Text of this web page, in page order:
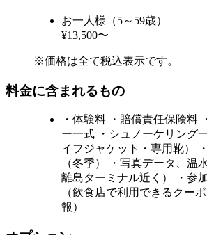
お一人様（5～59歳）
¥13,500〜
※価格は全て税込表示です。
料金に含まれるもの
・体験料 ・賠償責任保険料
ー一式 ・シュノーケリング
イフジャケット・専用靴）
（冬季） ・写真データ、温
離島ターミナル近く） ・参
（飲食店で利用できるクー
報）